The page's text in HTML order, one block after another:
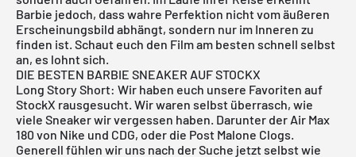
Barbie jedoch, dass wahre Perfektion nicht vom äußeren
Erscheinungsbild abhängt, sondern nur im Inneren zu
finden ist. Schaut euch den Film am besten schnell selbst
an, es lohnt sich.
DIE BESTEN BARBIE SNEAKER AUF STOCKX
Long Story Short: Wir haben euch unsere Favoriten auf
StockX rausgesucht. Wir waren selbst überrasch, wie
viele Sneaker wir vergessen haben. Darunter der Air Max
180 von Nike und CDG, oder die Post Malone Clogs.
Generell fühlen wir uns nach der Suche jetzt selbst wie